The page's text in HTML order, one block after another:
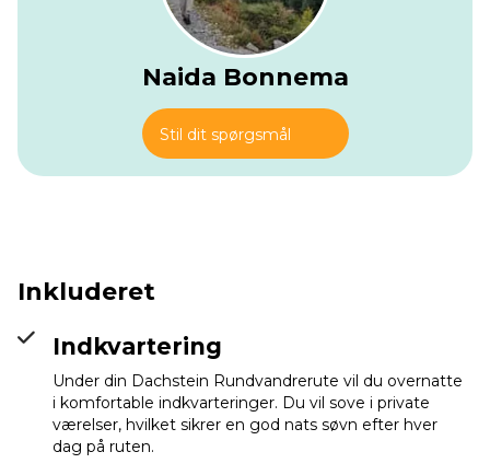
Naida Bonnema
Stil dit spørgsmål
Inkluderet
Indkvartering
Under din Dachstein Rundvandrerute vil du overnatte
i komfortable indkvarteringer. Du vil sove i private
værelser, hvilket sikrer en god nats søvn efter hver
dag på ruten.